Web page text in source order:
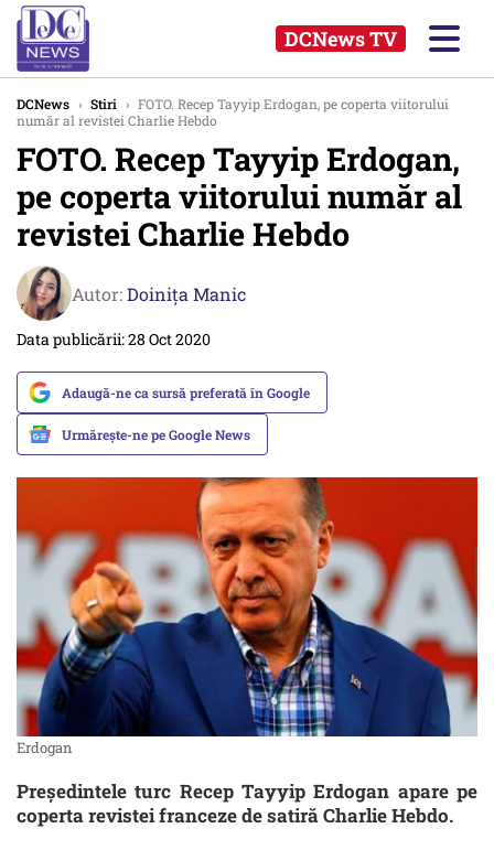
DCNews TV
DCNews › Stiri › FOTO. Recep Tayyip Erdogan, pe coperta viitorului
număr al revistei Charlie Hebdo
FOTO. Recep Tayyip Erdogan,
pe coperta viitorului număr al
revistei Charlie Hebdo
Autor:Doinița Manic
Data publicării: 28 Oct 2020
Adaugă-ne ca sursă preferată în Google
Urmărește-ne pe Google News
Erdogan
Președintele turc Recep Tayyip Erdogan apare pe
coperta revistei franceze de satiră Charlie Hebdo.